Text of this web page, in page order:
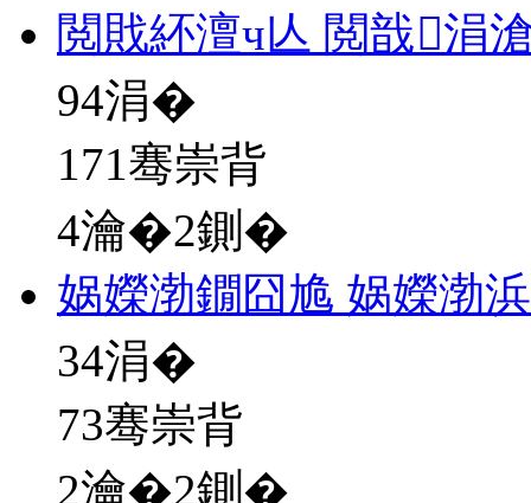
閲戝紑澶ч亾 閲戠涓
94涓�
171骞崇背
4瀹�2鍘�
娲嬫渤鐗囧尯 娲嬫渤
34涓�
73骞崇背
2瀹�2鍘�